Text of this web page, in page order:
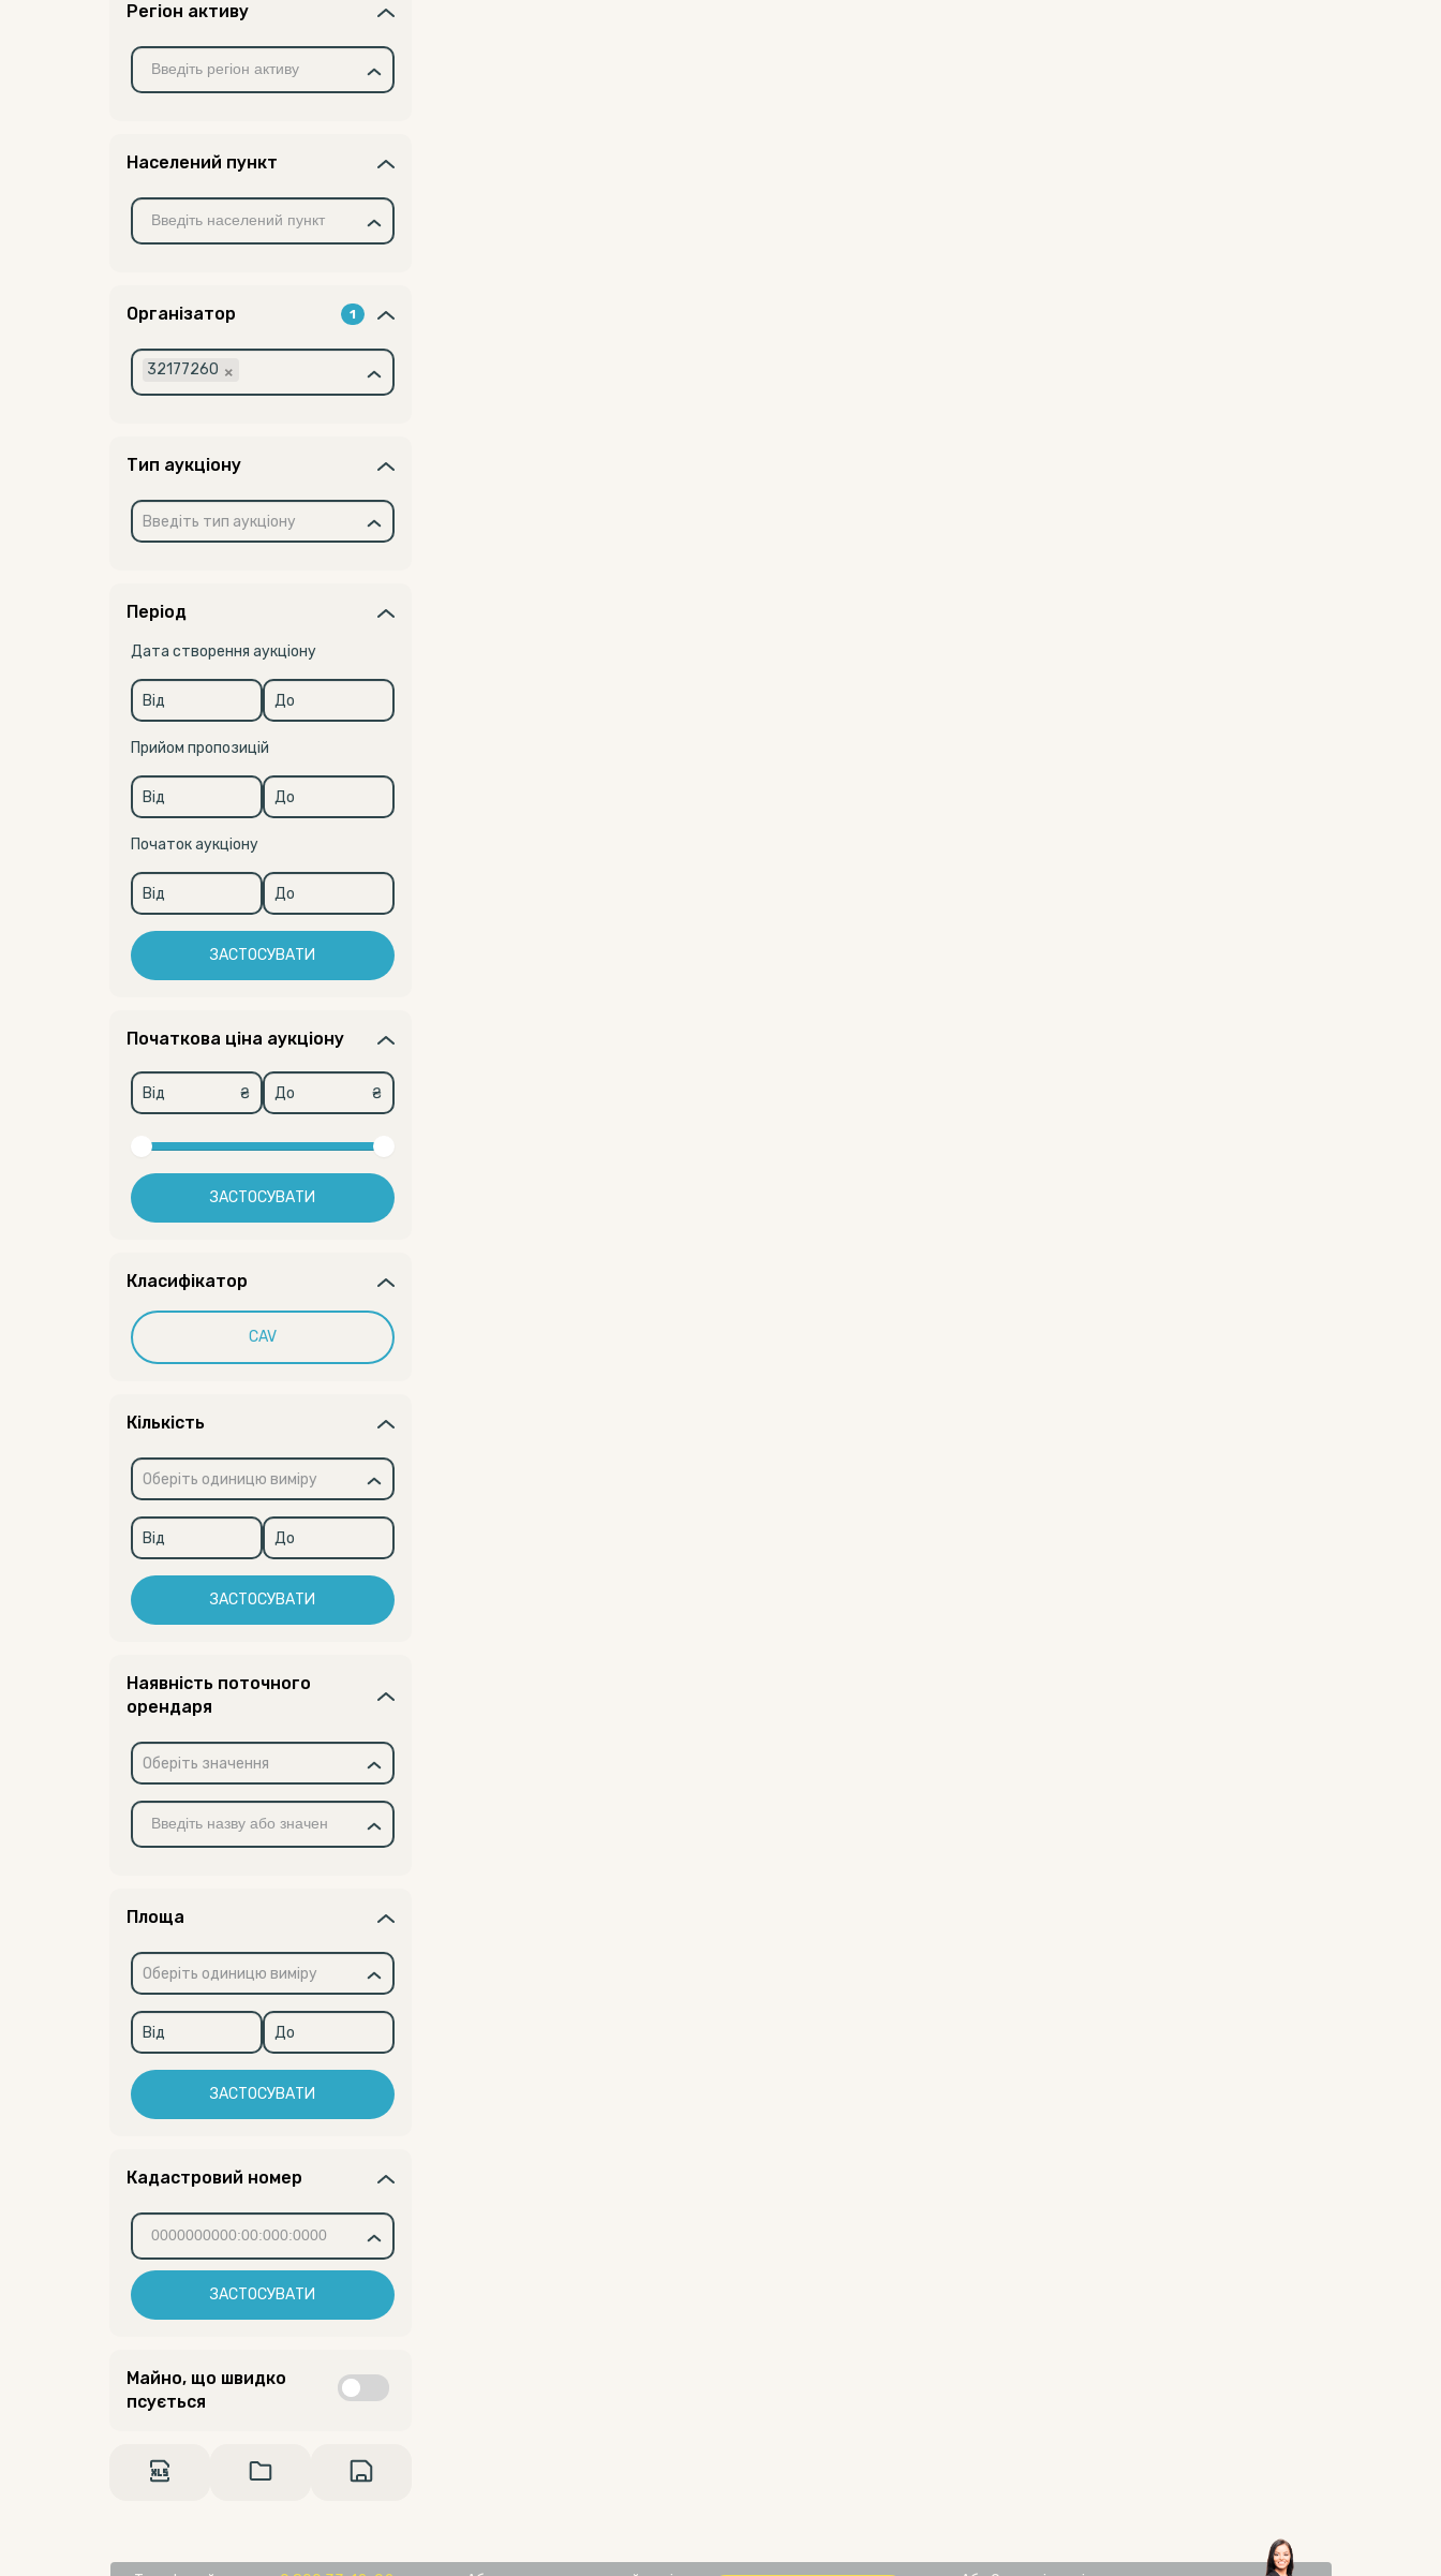
Регіон активу
Населений пункт
Організатор 1
×
32177260
Тип аукціону
Введіть тип аукціону
Період
Дата створення аукціону
Прийом пропозицій
Початок аукціону
ЗАСТОСУВАТИ
Початкова ціна аукціону
₴ ₴
ЗАСТОСУВАТИ
Класифікатор
CAV
Кількість
Оберіть одиницю виміру
ЗАСТОСУВАТИ
Наявність поточного
орендаря
Оберіть значення
Площа
Оберіть одиницю виміру
ЗАСТОСУВАТИ
Кадастровий номер
ЗАСТОСУВАТИ
Майно, що швидко
псується